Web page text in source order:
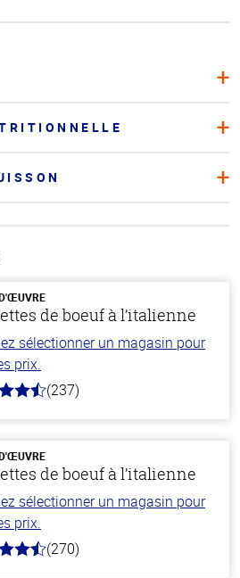
de boeuf à l’italienne
sélectionner un magasin pour
prix.
(237)
de boeuf à l’italienne
sélectionner un magasin pour
prix.
(270)